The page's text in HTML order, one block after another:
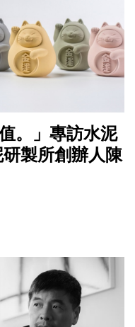
。」專訪水泥
製所創辦人陳